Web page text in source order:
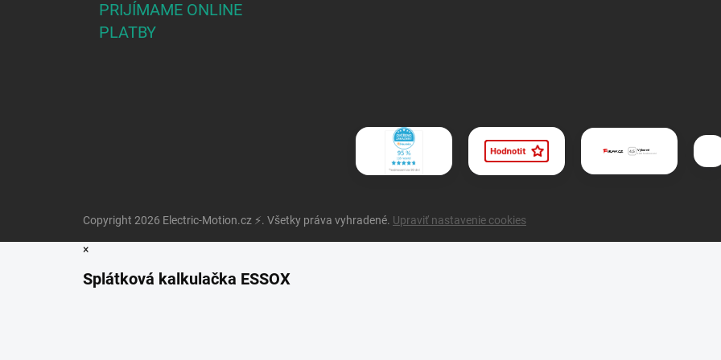
PRIJÍMAME ONLINE
PLATBY
Copyright 2026 Electric-Motion.cz ⚡. Všetky práva vyhradené. Upraviť nastavenie cookies
×
Splátková kalkulačka ESSOX